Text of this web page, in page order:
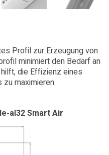
Profil zur Erzeugung von
minimiert den Bedarf an
die Effizienz eines
maximieren.
al32 Smart Air